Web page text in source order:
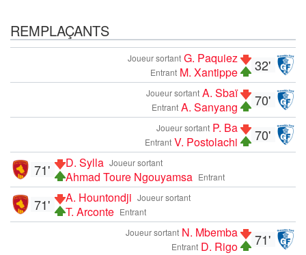
REMPLAÇANTS
32'
Joueur sortant G. Paquiez
Entrant M. Xantippe
70'
Joueur sortant A. Sbaï
Entrant A. Sanyang
70'
Joueur sortant P. Ba
Entrant V. Postolachi
Joueur sortant
D. Sylla
Entrant
Ahmad Toure Ngouyamsa
71'
Joueur sortant
A. Hountondji
Entrant
T. Arconte
71'
71'
Joueur sortant N. Mbemba
Entrant D. Rigo